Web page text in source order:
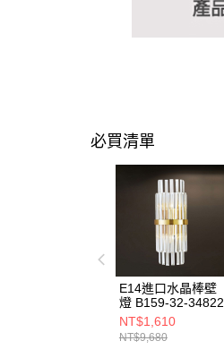
必買清單
E14進口水晶棒壁
燈 B159-32-34822
NT$1,610
NT$9,680